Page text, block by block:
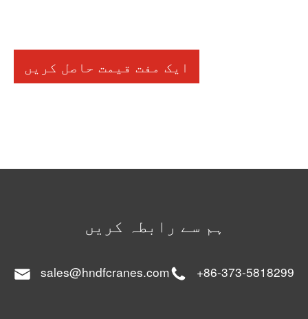
ایک مفت قیمت حاصل کریں
ہم سے رابطہ کریں
sales@hndfcranes.com +86-373-5818299